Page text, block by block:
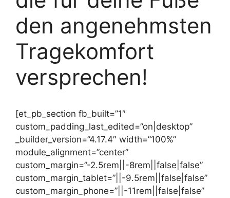
den angenehmsten
Tragekomfort
versprechen!
[et_pb_section fb_built=”1″
custom_padding_last_edited=”on|desktop”
_builder_version=”4.17.4″ width=”100%”
module_alignment=”center”
custom_margin=”-2.5rem||-8rem||false|false”
custom_margin_tablet=”||-9.5rem||false|false”
custom_margin_phone=”||-11rem||false|false”